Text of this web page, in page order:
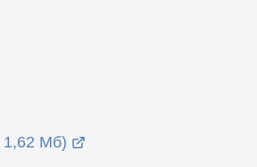
1,62 Мб)